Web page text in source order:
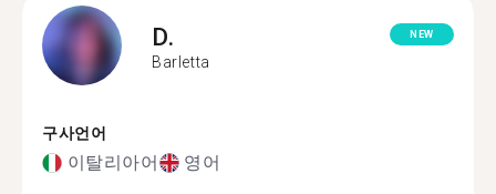
D.
Barletta
NEW
구사언어
이탈리아어 영어